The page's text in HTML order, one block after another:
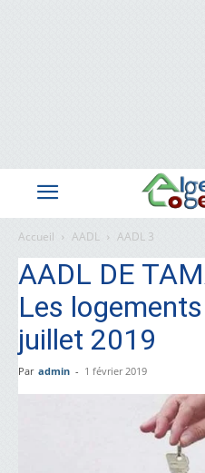
Accueil AADL AADL 3
AADL DE
Les
juillet 2019
Par admin - 1 février 2019